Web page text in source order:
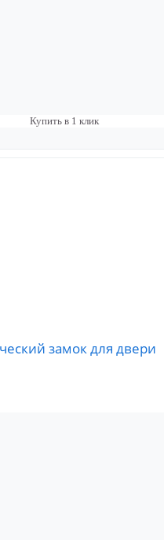
Купить в 1 клик
замок для двери